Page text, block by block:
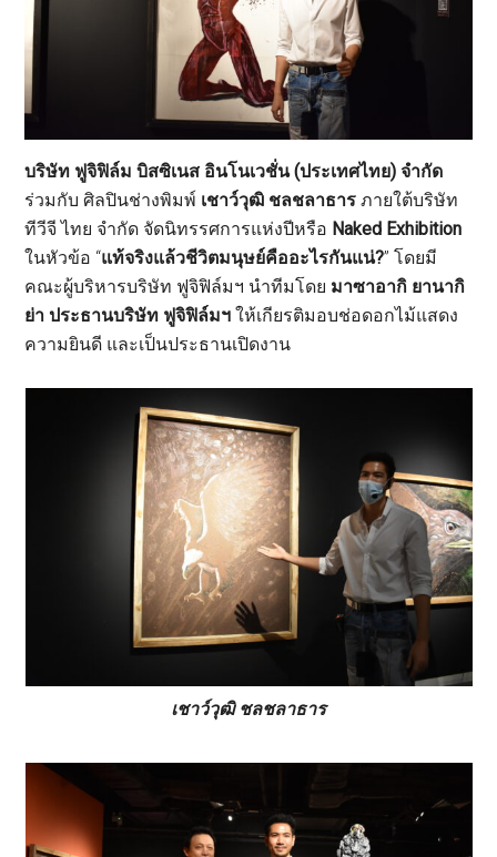
บริษัท ฟูจิฟิล์ม บิสซิเนส อินโนเวชั่น (ประเทศไทย) จำกัด
ร่วมกับ ศิลปินช่างพิมพ์ เชาว์วุฒิ ชลชลาธาร ภายใต้บริษัท
ทีวีจี ไทย จำกัด จัดนิทรรศการแห่งปีหรือ Naked Exhibition
ในหัวข้อ “แท้จริงแล้วชีวิตมนุษย์คืออะไรกันแน่?” โดยมี
คณะผู้บริหารบริษัท ฟูจิฟิล์มฯ นำทีมโดย มาซาอากิ ยานากิ
ย่า ประธานบริษัท ฟูจิฟิล์มฯ ให้เกียรติมอบช่อดอกไม้แสดง
ความยินดี และเป็นประธานเปิดงาน
เชาว์วุฒิ ชลชลาธาร